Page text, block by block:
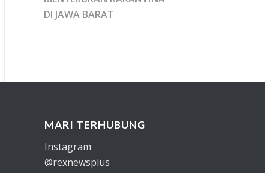
DI JAWA BARAT
MARI TERHUBUNG
Instagram
@rexnewsplus